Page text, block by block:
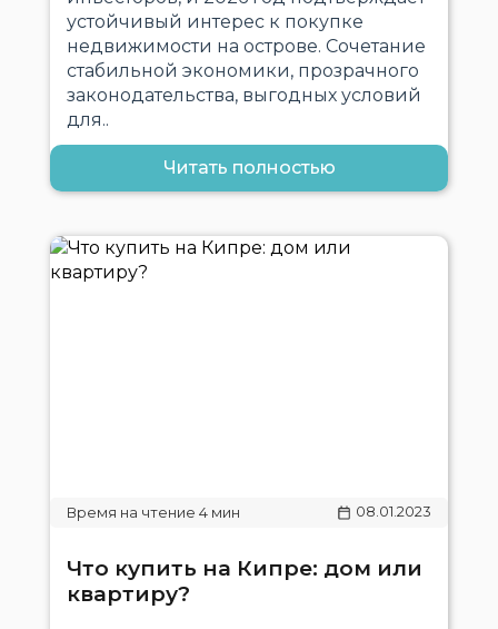
устойчивый интерес к покупке
недвижимости на острове. Сочетание
стабильной экономики, прозрачного
законодательства, выгодных условий
для..
Читать полностью
08.01.2023
Что купить на Кипре: дом или
квартиру?